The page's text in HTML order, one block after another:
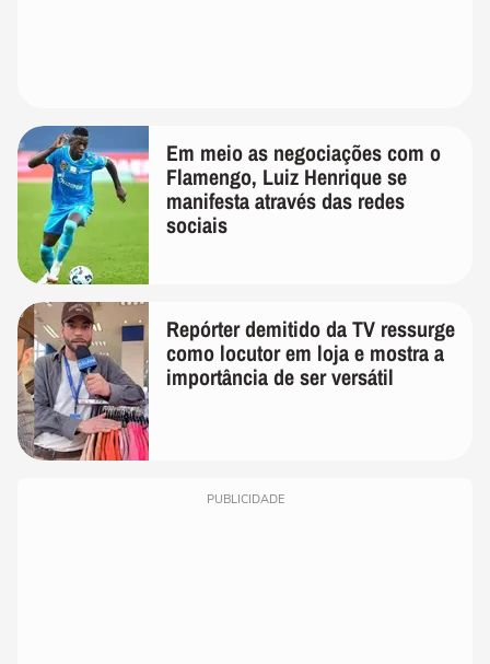
Em meio as negociações com o
Flamengo, Luiz Henrique se
manifesta através das redes
sociais
Repórter demitido da TV ressurge
como locutor em loja e mostra a
importância de ser versátil
PUBLICIDADE